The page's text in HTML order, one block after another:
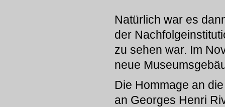
Natürlich war es
der
zu sehen war. Im
neue
Die Hommage an
an Georges Henri